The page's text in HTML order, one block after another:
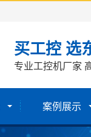
买工控 选
专业工控机厂家
案例展示